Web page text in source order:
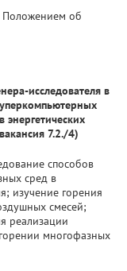
Положением об
исследователя в
энергетических
7.2./4)
способов
сред в
изучение горения
смесей;
реализации
многофазных